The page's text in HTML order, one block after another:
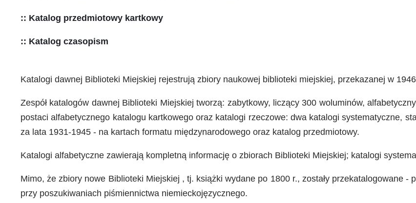
:: Katalog przedmiotowy kartkowy
:: Katalog czasopism
Katalogi dawnej Biblioteki Miejskiej rejestrują zbiory naukowej biblioteki miejskiej, przekazanej w
Zespół katalogów dawnej Biblioteki Miejskiej tworzą: zabytkowy, liczący 300 woluminów,
postaci alfabetycznego katalogu kartkowego oraz katalogi rzeczowe: dwa katalogi systematyczne,
za lata 1931-1945 - na kartach formatu międzynarodowego oraz katalog przedmiotowy.
Katalogi alfabetyczne zawierają kompletną informację o zbiorach Biblioteki Miejskiej; katalogi
Mimo, że zbiory nowe Biblioteki Miejskiej , tj. książki wydane po 1800 r., zostały przekatalogowane -
przy poszukiwaniach piśmiennictwa niemieckojęzycznego.